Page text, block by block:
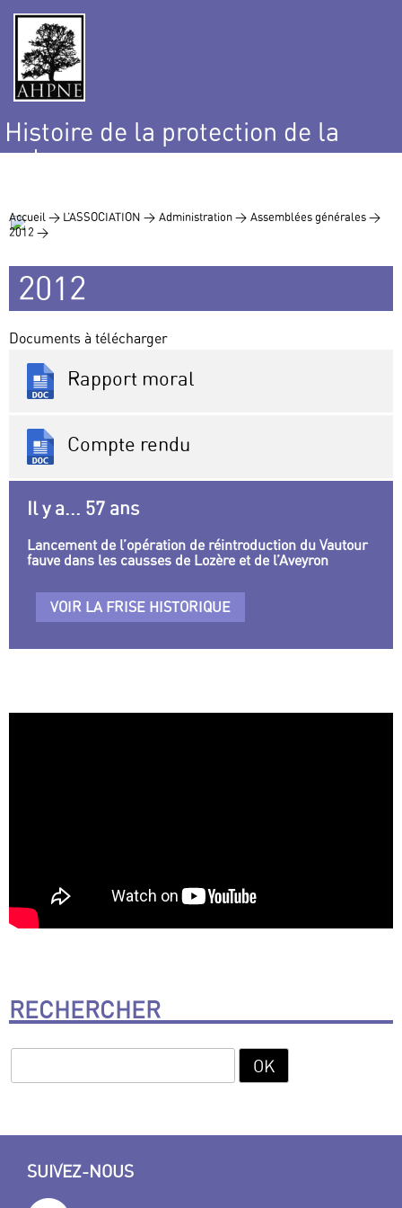
Histoire de la protection de la
nature
Accueil > L’ASSOCIATION > Administration > Assemblées générales >
2012 >
2012
Documents à télécharger
Rapport moral
Compte rendu
Il y a... 57 ans
Lancement de l’opération de réintroduction du Vautour
fauve dans les causses de Lozère et de l’Aveyron
VOIR LA FRISE HISTORIQUE
RECHERCHER
SUIVEZ-NOUS